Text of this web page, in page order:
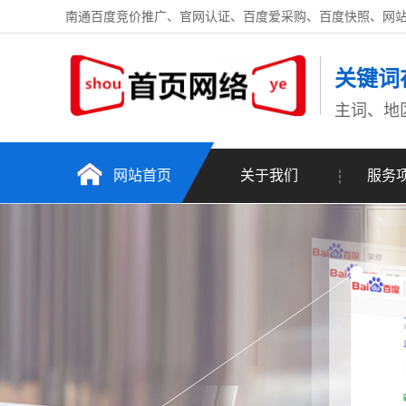
南通百度竞价推广、官网认证、百度爱采购、百度快照、网
关键词
主词、地
网站首页 关于我们 服务